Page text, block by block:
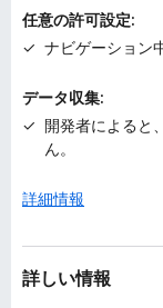
任意の許可設定:
ナビゲーション
データ収集:
開発者によると
ん。
詳細情報
詳しい情報